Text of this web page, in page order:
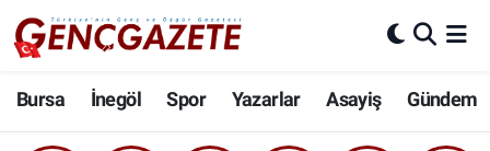
Bursa İnegöl Spor Yazarlar Asayiş Gündem
Bursa
İnegöl
Nöbetçi Eczaneler
Hava Durumu